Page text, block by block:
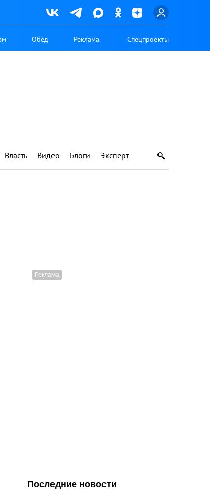
Обед Реклама Спецпроекты
Власть Видео Блоги Эксперт
Последние новости